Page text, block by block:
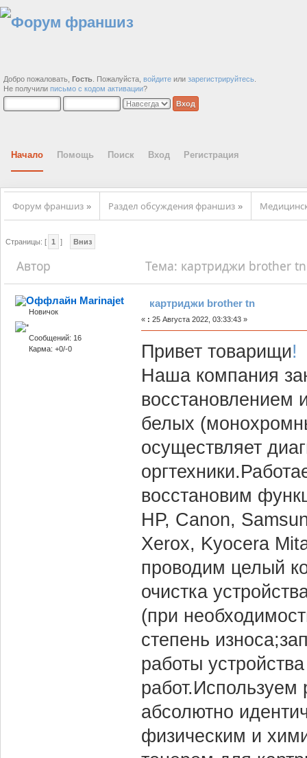
Добро пожаловать, Гость . Пожалуйста, войдите или зарегистрируйтесь
Не получили письмо с кодом активации?
Начало Помощь Поиск Вход Регистрация
Форум франшиз » Раздел обсуждения франшиз »
Страницы: [ 1 ] Вниз
Автор Тема: картриджи brother
Marinajet
Новичок
Сообщений: 16
Карма: +0/-0
картриджи brother tn
« : 25 Августа 2022, 03:33:43 »
Привет товарищи!
Наша компания
восстановлением
белых
осуществляет
восстановим
HP, Canon,
Xerox, Kyocera
проводим целый
очистка
(при
степень
работы
абсолютно
физическим и